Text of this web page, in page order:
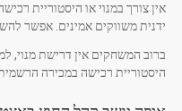
אין צורך במנוי או היסטוריית
ידנית משווקים אמינים. אפשר
ברוב המשחקים אין דרישת מנוי,
היסטוריית רכישה במכירה